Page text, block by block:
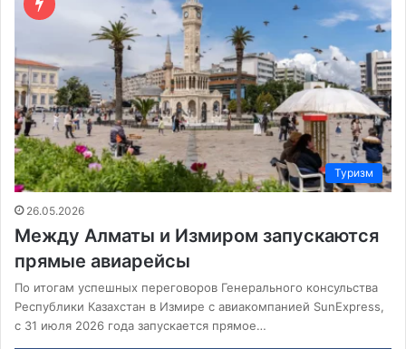
Туризм
26.05.2026
Между Алматы и Измиром запускаются
прямые авиарейсы
По итогам успешных переговоров Генерального консульства
Республики Казахстан в Измире с авиакомпанией SunExpress,
с 31 июля 2026 года запускается прямое…